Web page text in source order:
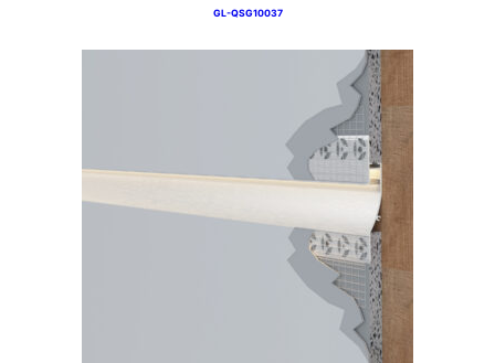
GL-QSG10037